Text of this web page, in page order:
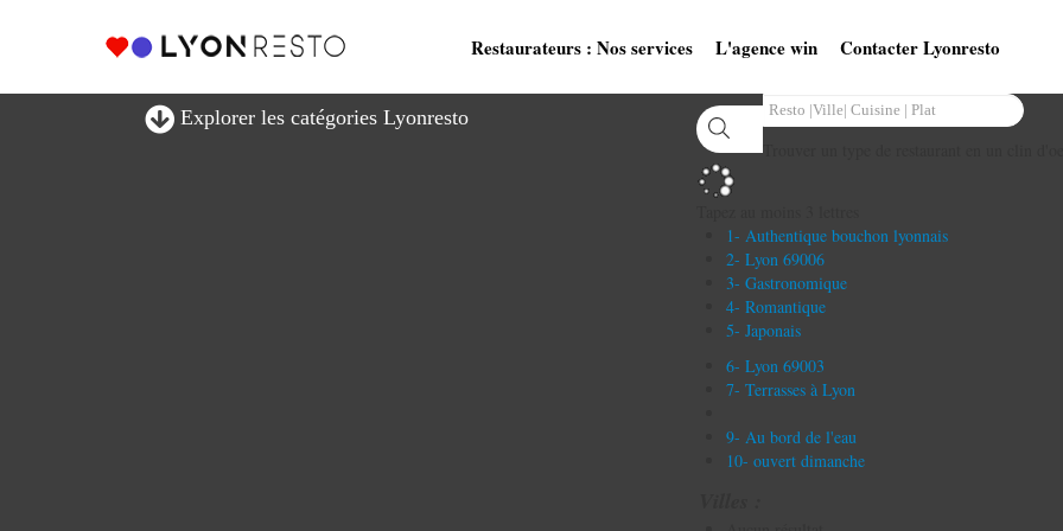
Restaurateurs : Nos services L'agence win Contacter Lyonresto
Explorer les catégories Lyonresto
1- Authentique bouchon lyonnais
2- Lyon 69006
3- Gastronomique
4- Romantique
5- Japonais
6- Lyon 69003
7- Terrasses à Lyon
9- Au bord de l'eau
10- ouvert dimanche